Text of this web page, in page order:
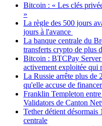
Bitcoin : « Les clés
»
La règle des 500 jours
jours à l'avance
La banque centrale du
transferts crypto de plus
Bitcoin : BTCPay
activement exploitée qui
La Russie arrête plus de
qu'elle accuse de
Franklin Templeton
Validators de Canton
Tether détient désormais
centrale